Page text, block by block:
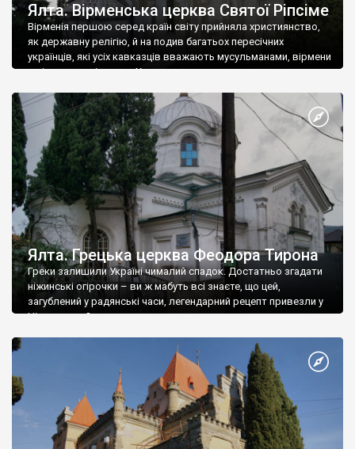
Ялта. Вірменська церква Святої Ріпсіме
Вірменія першою серед країн світу прийняла християнство,
як державну релігію, й на подив багатьох пересічних
українців, які усіх кавказців вважають мусульманами, вірмени
є відданими вірянами Христа
Ялта. Грецька церква Феодора Тирона
Греки залишили Україні чималий спадок. Достатньо згадати
ніжинські огірочки – ви ж мабуть всі знаєте, що цей,
загублений у радянські часи, легендарний рецепт привезли у
Ніжин греки?